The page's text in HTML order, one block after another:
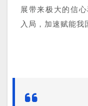
展带来极大的信
入局，加速赋能我